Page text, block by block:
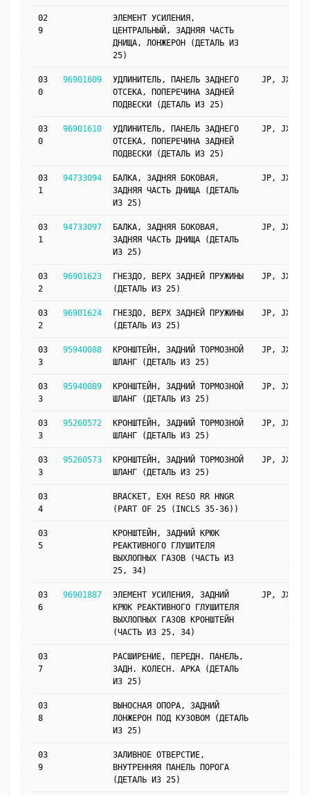
02
9
ЭЛЕМЕНТ УСИЛЕНИЯ,
ЦЕНТРАЛЬНЫЙ, ЗАДНЯЯ ЧАСТЬ
ДНИЩА, ЛОНЖЕРОН (ДЕТАЛЬ ИЗ
25)
03
0
96901609
УДЛИНИТЕЛЬ, ПАНЕЛЬ ЗАДНЕГО
ОТСЕКА, ПОПЕРЕЧИНА ЗАДНЕЙ
ПОДВЕСКИ (ДЕТАЛЬ ИЗ 25)
JP, JX69
03
0
96901610
УДЛИНИТЕЛЬ, ПАНЕЛЬ ЗАДНЕГО
ОТСЕКА, ПОПЕРЕЧИНА ЗАДНЕЙ
ПОДВЕСКИ (ДЕТАЛЬ ИЗ 25)
JP, JX69
03
1
94733094
БАЛКА, ЗАДНЯЯ БОКОВАЯ,
ЗАДНЯЯ ЧАСТЬ ДНИЩА (ДЕТАЛЬ
ИЗ 25)
JP, JX69
03
1
94733097
БАЛКА, ЗАДНЯЯ БОКОВАЯ,
ЗАДНЯЯ ЧАСТЬ ДНИЩА (ДЕТАЛЬ
ИЗ 25)
JP, JX69
03
2
96901623
ГНЕЗДО, ВЕРХ ЗАДНЕЙ ПРУЖИНЫ
(ДЕТАЛЬ ИЗ 25)
JP, JX69
03
2
96901624
ГНЕЗДО, ВЕРХ ЗАДНЕЙ ПРУЖИНЫ
(ДЕТАЛЬ ИЗ 25)
JP, JX69
03
3
95940088
КРОНШТЕЙН, ЗАДНИЙ ТОРМОЗНОЙ
ШЛАНГ (ДЕТАЛЬ ИЗ 25)
JP, JX69
03
3
95940089
КРОНШТЕЙН, ЗАДНИЙ ТОРМОЗНОЙ
ШЛАНГ (ДЕТАЛЬ ИЗ 25)
JP, JX69
03
3
95260572
КРОНШТЕЙН, ЗАДНИЙ ТОРМОЗНОЙ
ШЛАНГ (ДЕТАЛЬ ИЗ 25)
JP, JX69
03
3
95260573
КРОНШТЕЙН, ЗАДНИЙ ТОРМОЗНОЙ
ШЛАНГ (ДЕТАЛЬ ИЗ 25)
JP, JX69
03
4
BRACKET, EXH RESO RR HNGR
(PART OF 25 (INCLS 35-36))
03
5
КРОНШТЕЙН, ЗАДНИЙ КРЮК
РЕАКТИВНОГО ГЛУШИТЕЛЯ
ВЫХЛОПНЫХ ГАЗОВ (ЧАСТЬ ИЗ
25, 34)
03
6
96901887
ЭЛЕМЕНТ УСИЛЕНИЯ, ЗАДНИЙ
КРЮК РЕАКТИВНОГО ГЛУШИТЕЛЯ
ВЫХЛОПНЫХ ГАЗОВ КРОНШТЕЙН
(ЧАСТЬ ИЗ 25, 34)
JP, JX69
03
7
РАСШИРЕНИЕ, ПЕРЕДН. ПАНЕЛЬ,
ЗАДН. КОЛЕСН. АРКА (ДЕТАЛЬ
ИЗ 25)
03
8
ВЫНОСНАЯ ОПОРА, ЗАДНИЙ
ЛОНЖЕРОН ПОД КУЗОВОМ (ДЕТАЛЬ
ИЗ 25)
03
9
ЗАЛИВНОЕ ОТВЕРСТИЕ,
ВНУТРЕННЯЯ ПАНЕЛЬ ПОРОГА
(ДЕТАЛЬ ИЗ 25)